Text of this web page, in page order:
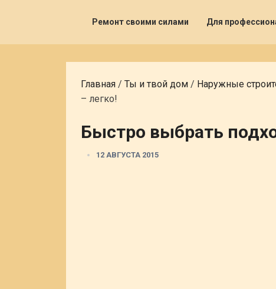
Ремонт своими силами Для
Главная / Ты и твой дом / Наружные
– легко!
Быстро выбрать
12 АВГУСТА 2015